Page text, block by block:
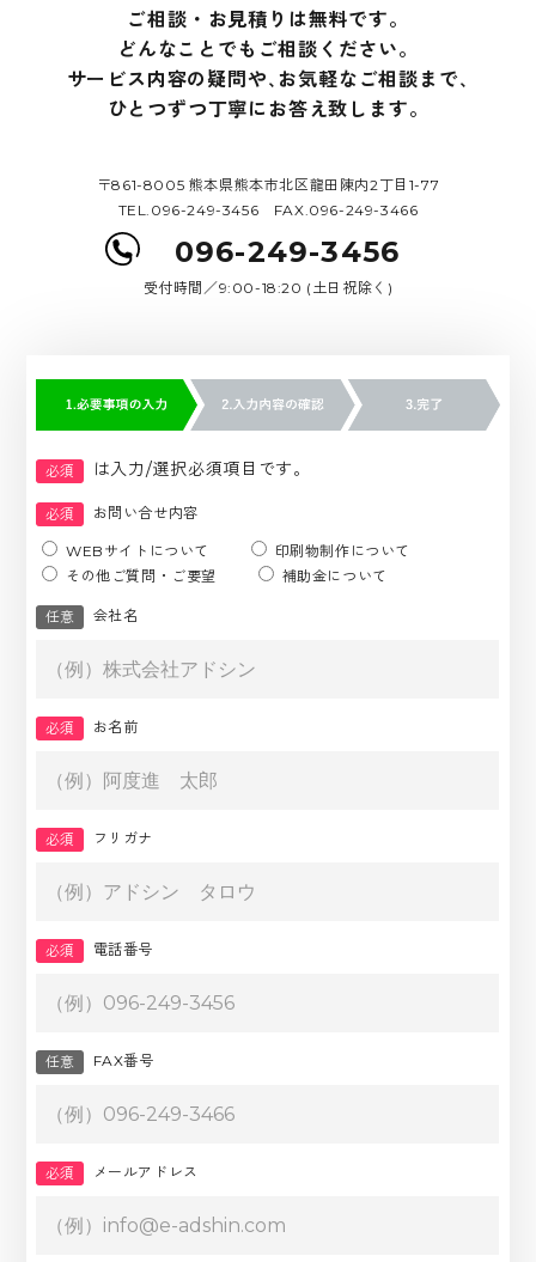
ご相談・お見積りは無料です。
どんなことでもご相談ください。
サービス内容の疑問や､お気軽なご相談まで､
ひとつずつ丁寧にお答え致します。
〒861-8005 熊本県熊本市北区龍田陳内2丁目1-77
TEL.096-249-3456 FAX.096-249-3466
096-249-3456
受付時間／9:00-18:20 (土日祝除く)
必須 は入力/選択必須項目です。
必須 お問い合せ内容
WEBサイトについて
印刷物制作について
その他ご質問・ご要望
補助金について
任意 会社名
必須 お名前
必須 フリガナ
必須 電話番号
任意 FAX番号
必須 メールアドレス